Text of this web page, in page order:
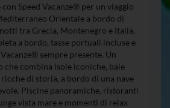
Speed Vacanze® per un viaggio
Orientale a bordo di
tra Grecia, Montenegro e Italia,
a bordo, tasse portuali incluse e
sempre presente. Un
combina isole iconiche, baie
di storia, a bordo di una nave
Piscine panoramiche, ristoranti
vista mare e momenti di relax